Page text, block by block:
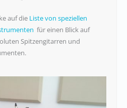
auf die Liste von speziellen
für einen Blick auf
Spitzengitarren und